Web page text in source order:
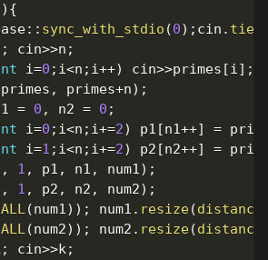
) {
:: sync_with_stdio (0) ; cin . tie
; cin>>n ;
i=0 ; i<n ; i++) cin>>primes [i] ;
primes , primes+n) ;
= 0 , n2 = 0 ;
i=0 ; i<n ; i+=2) p1 [n1++] =
i=1 ; i<n ; i+=2) p2 [n2++] =
, 1 , p1 , n1 , num1) ;
, 1 , p2 , n2 , num2) ;
ALL(num1) ) ; num1 . resize(distance
ALL(num2) ) ; num2 . resize(distance
; cin>>k;